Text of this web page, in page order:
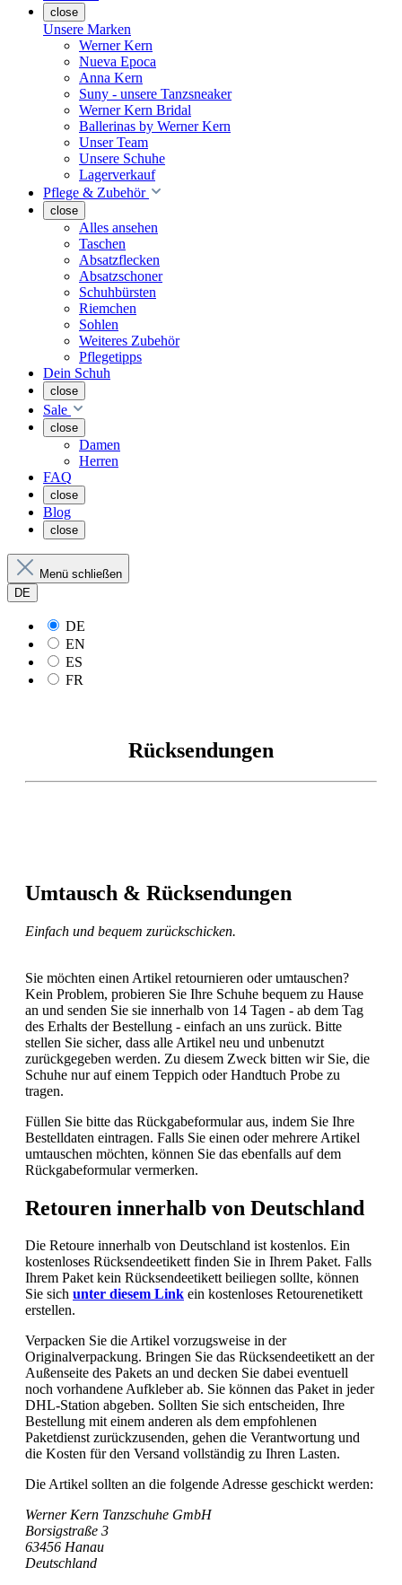
close
Unsere Marken
Werner Kern
Nueva Epoca
Anna Kern
Suny - unsere Tanzsneaker
Werner Kern Bridal
Ballerinas by Werner Kern
Unser Team
Unsere Schuhe
Lagerverkauf
Pflege & Zubehör
close
Alles ansehen
Taschen
Absatzflecken
Absatzschoner
Schuhbürsten
Riemchen
Sohlen
Weiteres Zubehör
Pflegetipps
Dein Schuh
close
Sale
close
Damen
Herren
FAQ
close
Blog
close
Menü schließen
DE
DE
EN
ES
FR
Rücksendungen
Umtausch & Rücksendungen
Einfach und bequem zurückschicken.
Sie möchten einen Artikel retournieren oder umtauschen?
Kein Problem, probieren Sie Ihre Schuhe bequem zu Hause
an und senden Sie sie innerhalb von 14 Tagen - ab dem Tag
des Erhalts der Bestellung - einfach an uns zurück. Bitte
stellen Sie sicher, dass alle Artikel neu und unbenutzt
zurückgegeben werden. Zu diesem Zweck bitten wir Sie, die
Schuhe nur auf einem Teppich oder Handtuch Probe zu
tragen.
Füllen Sie bitte das Rückgabeformular aus, indem Sie Ihre
Bestelldaten eintragen. Falls Sie einen oder mehrere Artikel
umtauschen möchten, können Sie das ebenfalls auf dem
Rückgabeformular vermerken.
Retouren innerhalb von Deutschland
Die Retoure innerhalb von Deutschland ist kostenlos. Ein
kostenloses Rücksendeetikett finden Sie in Ihrem Paket. Falls
Ihrem Paket kein Rücksendeetikett beiliegen sollte, können
Sie sich unter diesem Link ein kostenloses Retourenetikett
erstellen.
Verpacken Sie die Artikel vorzugsweise in der
Originalverpackung. Bringen Sie das Rücksendeetikett an der
Außenseite des Pakets an und decken Sie dabei eventuell
noch vorhandene Aufkleber ab. Sie können das Paket in jeder
DHL-Station abgeben. Sollten Sie sich entscheiden, Ihre
Bestellung mit einem anderen als dem empfohlenen
Paketdienst zurückzusenden, gehen die Verantwortung und
die Kosten für den Versand vollständig zu Ihren Lasten.
Die Artikel sollten an die folgende Adresse geschickt werden:
Werner Kern Tanzschuhe GmbH
Borsigstraße 3
63456 Hanau
Deutschland